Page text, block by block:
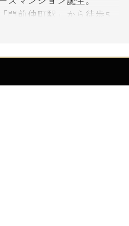
門前仲町駅」から徒歩5
！2路線利用可能で通勤
がメインの単身者向け
上のゆとりある間取り